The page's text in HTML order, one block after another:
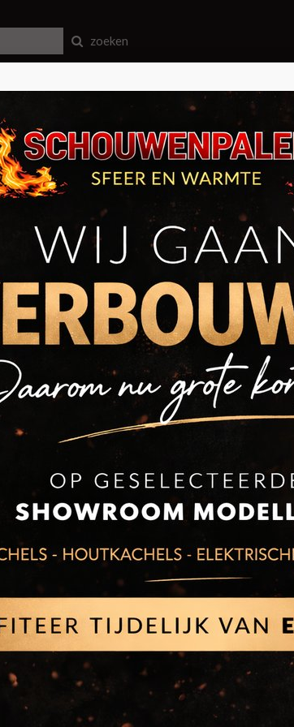
zoeken
CV 21KW
Ethanol Branders Elektrische haarden
Schouwen | Wandmeubels